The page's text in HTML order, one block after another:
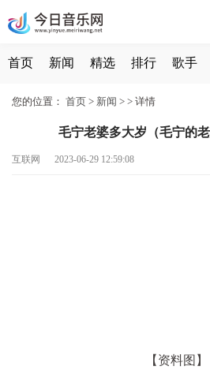
首页 新闻 精选 排行 歌手
您的位置： 首页 > 新闻 > > 详情
毛宁老婆多大岁（毛宁的
互联网 2023-06-29 12:59:08
【资料图】